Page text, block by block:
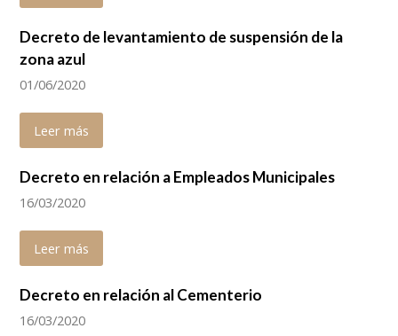
Decreto de levantamiento de suspensión de la
zona azul
01/06/2020
Leer más
Decreto en relación a Empleados Municipales
16/03/2020
Leer más
Decreto en relación al Cementerio
16/03/2020